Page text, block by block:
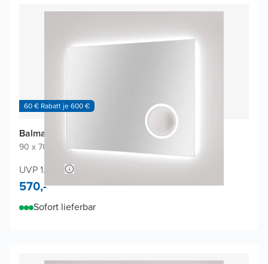
60 € Rabatt je 600 €
Balmani Giro Badspiegel
90 x 70 cm Spiegel ohne Rahmen
UVP 1.140,-
570,-
Sofort lieferbar